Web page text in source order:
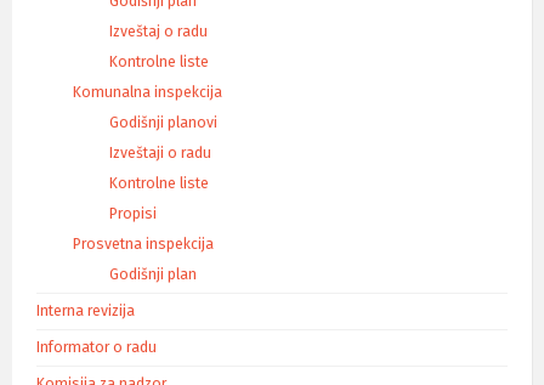
Izveštaj o radu
Kontrolne liste
Komunalna inspekcija
Godišnji planovi
Izveštaji o radu
Kontrolne liste
Propisi
Prosvetna inspekcija
Godišnji plan
Interna revizija
Informator o radu